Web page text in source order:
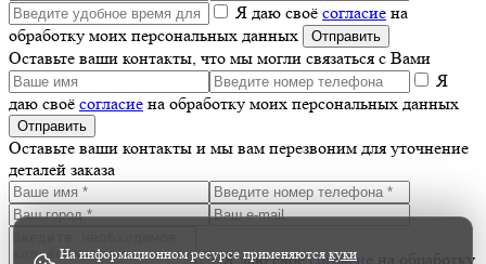
Я даю своё согласие на
обработку моих персональных данных
Оставьте ваши контакты, что мы могли связаться с Вами
Я
даю своё согласие на обработку моих персональных данных
Оставьте ваши контакты и мы вам перезвоним для уточнение
деталей заказа
Я даю своёсогласие на обработку
На информационном ресурсе применяются куки